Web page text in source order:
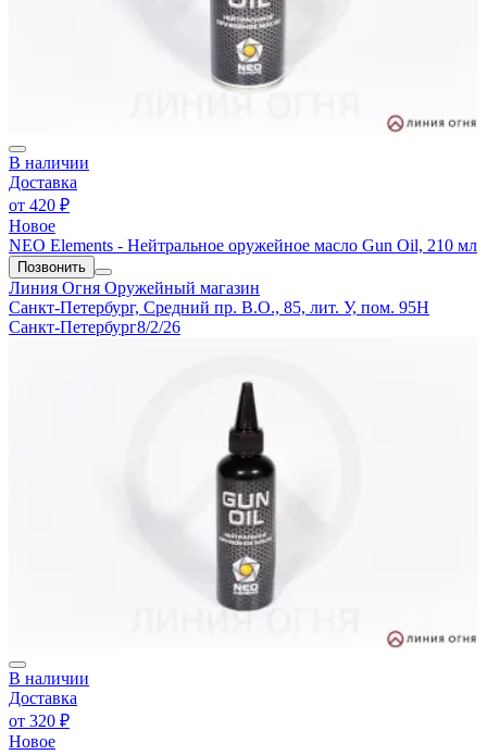
В наличии
Доставка
от 420 ₽
Новое
NEO Elements - Нейтральное оружейное масло Gun Oil, 210 мл
Позвонить
Линия Огня Оружейный магазин
Санкт-Петербург, Средний пр. В.О., 85, лит. У, пом. 95Н
Санкт-Петербург8/2/26
В наличии
Доставка
от 320 ₽
Новое